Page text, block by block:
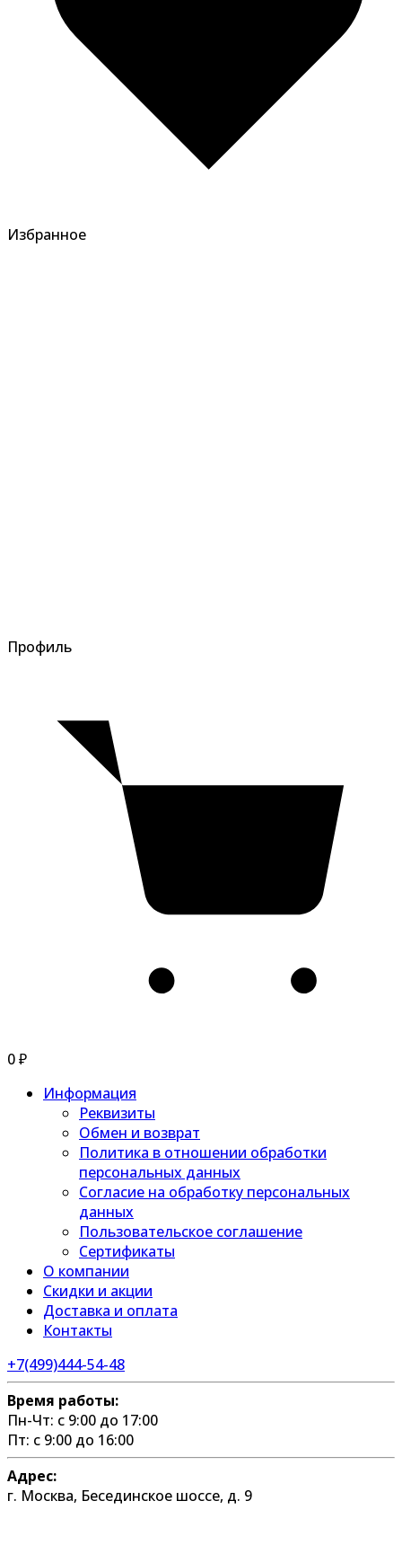
Избранное
Профиль
0₽
Информация
Реквизиты
Обмен и возврат
Политика в отношении обработки
персональных данных
Согласие на обработку персональных
данных
Пользовательское соглашение
Сертификаты
О компании
Скидки и акции
Доставка и оплата
Контакты
+7(499)444-54-48
Время работы:
Пн-Чт: с 9:00 до 17:00
Пт: с 9:00 до 16:00
Адрес:
г. Москва, Бесединское шоссе, д. 9